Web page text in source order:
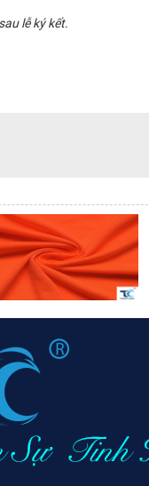
lễ ký kết.